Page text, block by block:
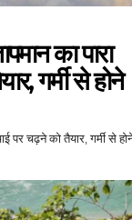
का पारा
गर्मी से होने
पर चढ़ने को तैयार, गर्मी से